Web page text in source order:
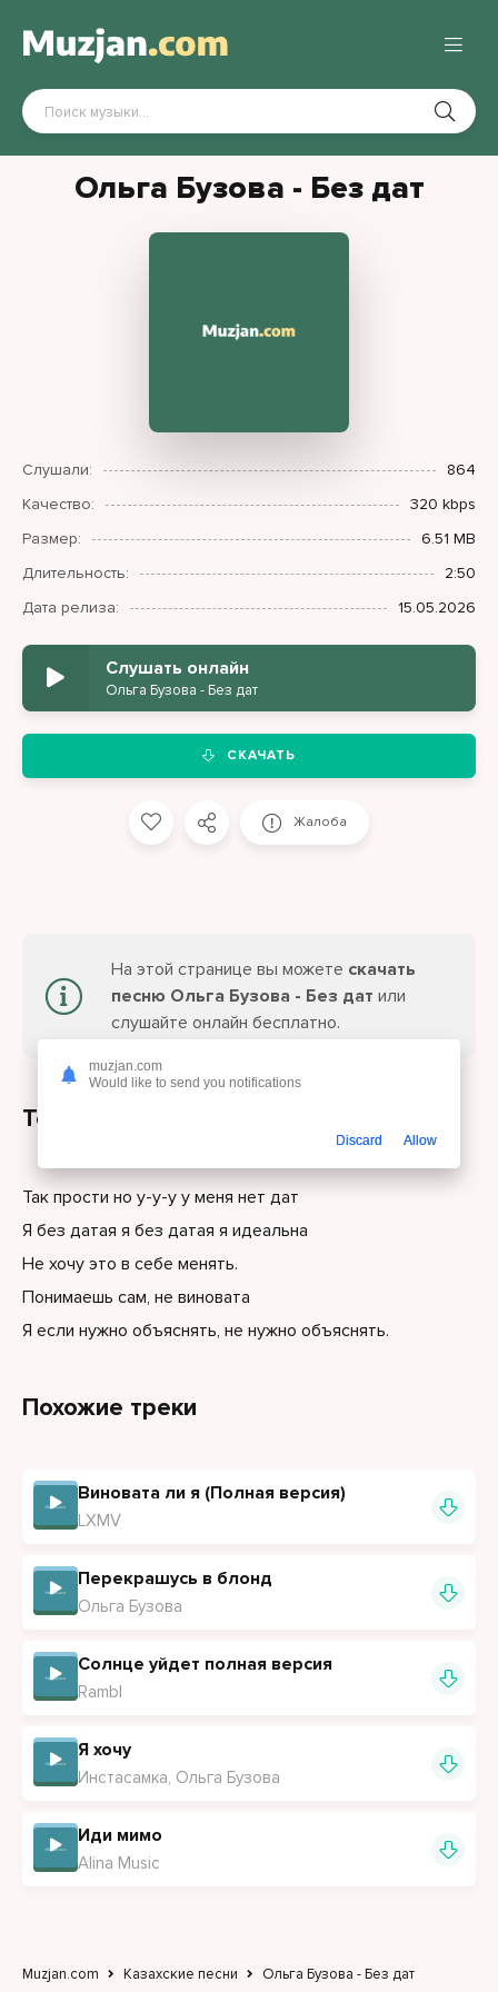
Ольга Бузова - Без дат
Слушали:
864
Качество:
320 kbps
Размер:
6.51 MB
Длительность:
2:50
Дата релиза:
15.05.2026
Слушать онлайн
Ольга Бузова - Без дат
СКАЧАТЬ
Жалоба
На этой странице вы можете скачать
песню Ольга Бузова - Без дат или
слушайте онлайн бесплатно.
Текст песни
Так прости но у-у-у у меня нет дат
Я без датая я без датая я идеальна
Не хочу это в себе менять.
Понимаешь сам, не виновата
Я если нужно объяснять, не нужно объяснять.
Похожие треки
Виновата ли я (Полная версия)
LXMV
Перекрашусь в блонд
Ольга Бузова
Солнце уйдет полная версия
Rambl
Я хочу
Инстасамка, Ольга Бузова
Иди мимо
Alina Music
Muzjan.com Казахские песни Ольга Бузова - Без дат
muzjan.com
Would like to send you notifications
Discard Allow